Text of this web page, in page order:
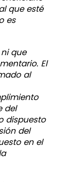
que esté
es
que
El
al
del
dispuesto
del
en el